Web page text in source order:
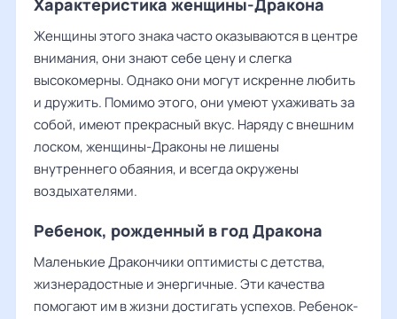
Характеристика женщины-Дракона
Женщины этого знака часто оказываются в центре
внимания, они знают себе цену и слегка
высокомерны. Однако они могут искренне любить
и дружить. Помимо этого, они умеют ухаживать за
собой, имеют прекрасный вкус. Наряду с внешним
лоском, женщины-Драконы не лишены
внутреннего обаяния, и всегда окружены
воздыхателями.
Ребенок, рожденный в год Дракона
Маленькие Дракончики оптимисты с детства,
жизнерадостные и энергичные. Эти качества
помогают им в жизни достигать успехов. Ребенок-